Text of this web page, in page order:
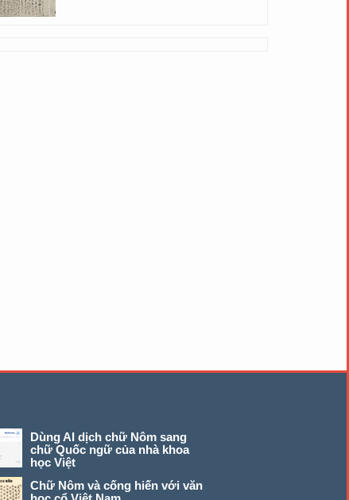
Dùng AI dịch chữ Nôm sang
chữ Quốc ngữ của nhà khoa
học Việt
Chữ Nôm và cống hiến với văn